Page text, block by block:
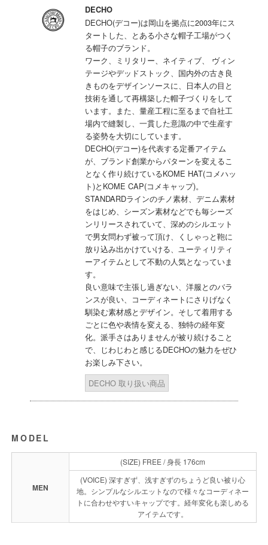
DECHO
DECHO(デコー)は岡山を拠点に2003年にス
タートした、とある小さな帽子工場がつく
る帽子のブランド。
ワーク、ミリタリー、ネイティブ、 ヴィン
テージやデッドストック、国内外の古き良
きものをデザインソースに、日本人の目と
技術を通して再構築した帽子づくりをして
います。また、量産工程に至るまで自社工
場内で縫製し、一貫した意識の中で生産す
る姿勢を大切にしています。
DECHO(デコー)を代表する定番アイテム
が、ブランド創業からパターンを変えるこ
となく作り続けているKOME HAT(コメハッ
ト)とKOME CAP(コメキャップ)。
STANDARDラインのチノ素材、デニム素材
をはじめ、シーズン素材などでも毎シーズ
ンリリースされていて、深めのシルエット
で男女問わず被って頂け、くしゃっと鞄に
放り込み出かけていける、ユーティリティ
ーアイテムとして不動の人気となっていま
す。
良い意味で主張し過ぎない、洋服とのバラ
ンスが良い、コーディネートにさりげなく
馴染む素材感とデザイン。そして着用する
ごとに色や表情を変える、独特の経年変
化。派手さはありませんが被り続けること
で、じわじわと感じるDECHOの魅力をぜひ
お楽しみ下さい。
DECHO 取り扱い商品
MODEL
MEN
(SIZE) FREE / 身長 176cm
(VOICE) 深すぎず、浅すぎずのちょうど良い被り心
地。シンプルなシルエットなので様々なコーディネー
トに合わせやすいキャップです。経年変化も楽しめる
アイテムです。